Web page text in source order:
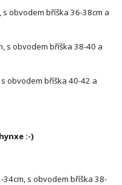
obvodem bříška 36-38cm a
s obvodem bříška 38-40 a
obvodem bříška 40-42 a
:-)
s obvodem bříška 38-